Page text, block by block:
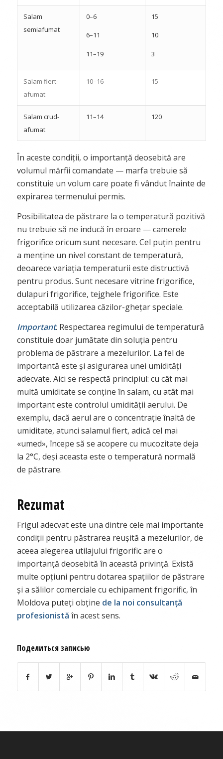
Salam
semiafumat
0–6
6–11
11–19
15
10
3
Salam fiert-
afumat
10–16 15
Salam crud-
afumat
11–14 120
În aceste condiții, o importanță deosebită are
volumul mărfii comandate — marfa trebuie să
constituie un volum care poate fi vândut înainte de
expirarea termenului permis.
Posibilitatea de păstrare la o temperatură pozitivă
nu trebuie să ne inducă în eroare — camerele
frigorifice oricum sunt necesare. Cel puțin pentru
a menține un nivel constant de temperatură,
deoarece variația temperaturii este distructivă
pentru produs. Sunt necesare vitrine frigorifice,
dulapuri frigorifice, tejghele frigorifice. Este
acceptabilă utilizarea căzilor-ghețar speciale.
Important. Respectarea regimului de temperatură
constituie doar jumătate din soluția pentru
problema de păstrare a mezelurilor. La fel de
importantă este și asigurarea unei umidități
adecvate. Aici se respectă principiul: cu cât mai
multă umiditate se conține în salam, cu atât mai
important este controlul umidității aerului. De
exemplu, dacă aerul are o concentrație înaltă de
umiditate, atunci salamul fiert, adică cel mai
«umed», începe să se acopere cu mucozitate deja
la 2°C, deși aceasta este o temperatură normală
de păstrare.
Rezumat
Frigul adecvat este una dintre cele mai importante
condiții pentru păstrarea reușită a mezelurilor, de
aceea alegerea utilajului frigorific are o
importanță deosebită în această privință. Există
multe opțiuni pentru dotarea spațiilor de păstrare
și a sălilor comerciale cu echipament frigorific, în
Moldova puteți obține de la noi consultanță
profesionistă în acest sens.
Поделиться записью